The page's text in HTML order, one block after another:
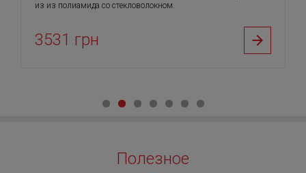
из из полиамида со стекловолокном.
3531 грн
Полезное